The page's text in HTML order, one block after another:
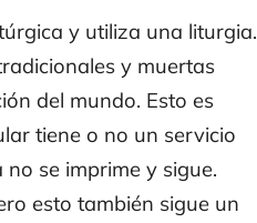
y utiliza una liturgia.
y muertas
del mundo. Esto es
tiene o no un servicio
se imprime y sigue.
esto también sigue un